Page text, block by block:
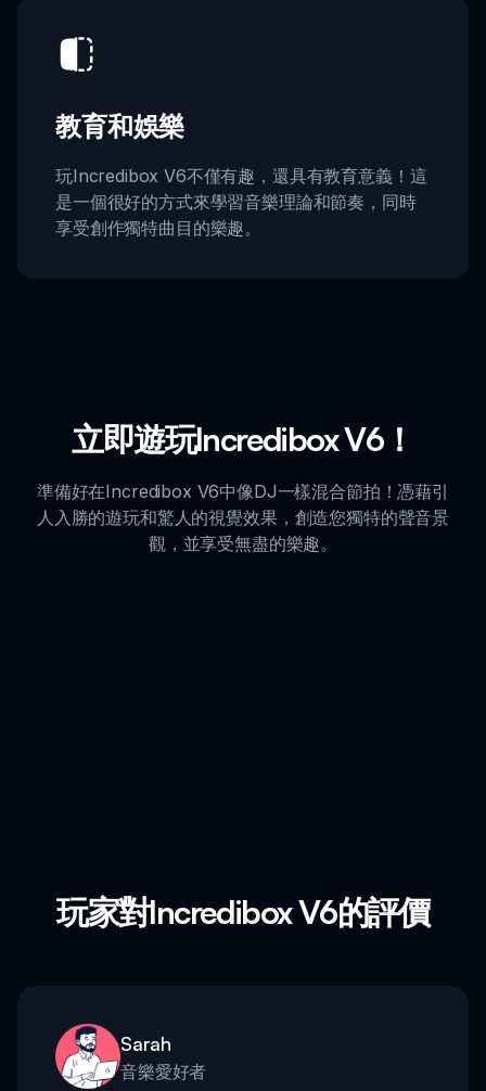
教育和娛樂
玩Incredibox V6不僅有趣，還具有教育意義！這
是一個很好的方式來學習音樂理論和節奏，同時
享受創作獨特曲目的樂趣。
立即遊玩Incredibox V6！
準備好在Incredibox V6中像DJ一樣混合節拍！憑藉引
人入勝的遊玩和驚人的視覺效果，創造您獨特的聲音景
觀，並享受無盡的樂趣。
玩家對Incredibox V6的評價
Sarah
音樂愛好者